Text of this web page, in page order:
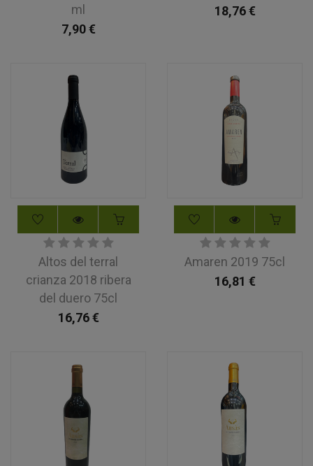
ml
7,90€
18,76€
Altos del terral
crianza 2018 ribera
del duero 75cl
16,76€
Amaren 2019 75cl
16,81 €